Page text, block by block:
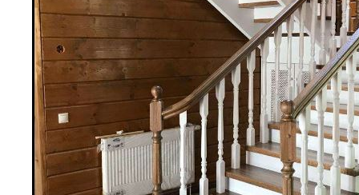
Лиственница
Вагонка
Доска палубная
Доска пола